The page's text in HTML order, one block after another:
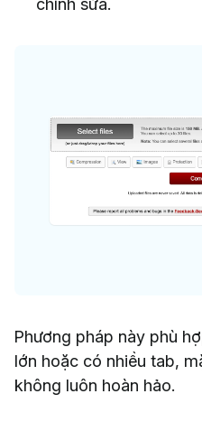
Phương pháp này phù
lớn hoặc có nhiều tab,
không luôn hoàn hảo.